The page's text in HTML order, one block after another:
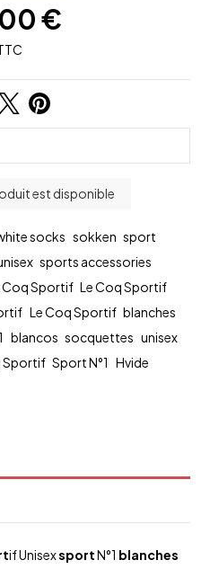
€
socks sokken sport
sports accessories
Coq Sportif Le Coq Sportif
Le Coq Sportif blanches
blancos socquettes unisex
Sportif Sport N°1 Hvide
if UnisexsportN°1 blanches